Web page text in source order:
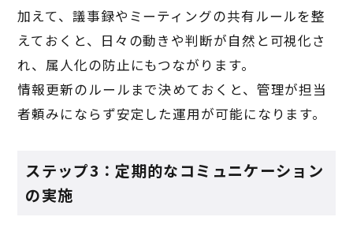
加えて、議事録やミーティングの共有ルールを整
えておくと、日々の動きや判断が自然と可視化さ
れ、属人化の防止にもつながります。
情報更新のルールまで決めておくと、管理が担当
者頼みにならず安定した運用が可能になります。
ステップ3：定期的なコミュニケーション
の実施